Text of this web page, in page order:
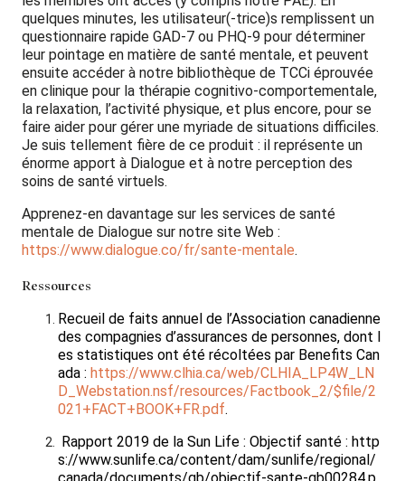
quelques minutes, les utilisateur(-trice)s remplissent un
questionnaire rapide GAD-7 ou PHQ-9 pour déterminer
leur pointage en matière de santé mentale, et peuvent
ensuite accéder à notre bibliothèque de TCCi éprouvée
en clinique pour la thérapie cognitivo-comportementale,
la relaxation, l’activité physique, et plus encore, pour se
faire aider pour gérer une myriade de situations difficiles.
Je suis tellement fière de ce produit : il représente un
énorme apport à Dialogue et à notre perception des
soins de santé virtuels.
Apprenez-en davantage sur les services de santé
mentale de Dialogue sur notre site Web :
https://www.dialogue.co/fr/sante-mentale.
Ressources
Recueil de faits annuel de l’Association canadienne
des compagnies d’assurances de personnes, dont l
es statistiques ont été récoltées par Benefits Can
ada : https://www.clhia.ca/web/CLHIA_LP4W_LN
D_Webstation.nsf/resources/Factbook_2/$file/2
021+FACT+BOOK+FR.pdf.
Rapport 2019 de la Sun Life : Objectif santé : http
s://www.sunlife.ca/content/dam/sunlife/regional/